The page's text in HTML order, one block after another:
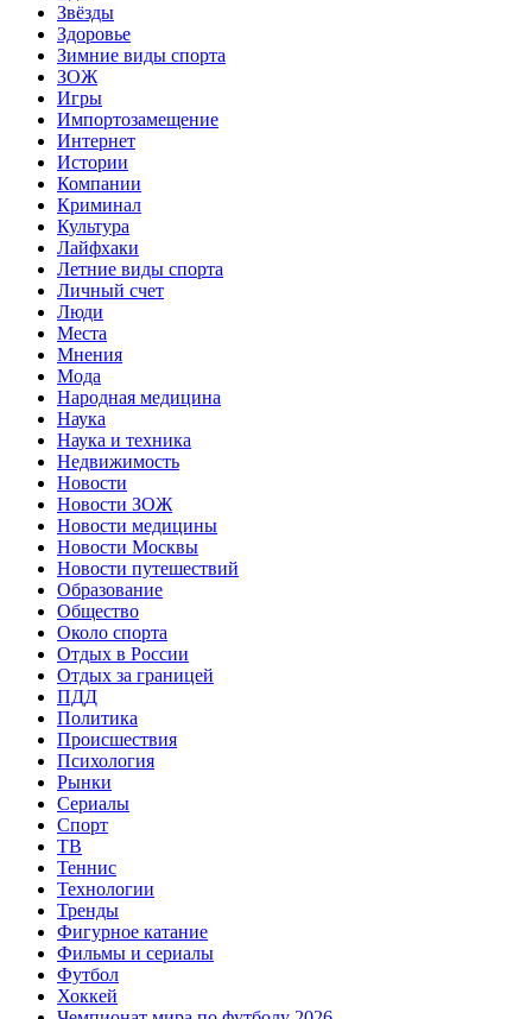
Звёзды
Здоровье
Зимние виды спорта
ЗОЖ
Игры
Импортозамещение
Интернет
Истории
Компании
Криминал
Культура
Лайфхаки
Летние виды спорта
Личный счет
Люди
Места
Мнения
Мода
Народная медицина
Наука
Наука и техника
Недвижимость
Новости
Новости ЗОЖ
Новости медицины
Новости Москвы
Новости путешествий
Образование
Общество
Около спорта
Отдых в России
Отдых за границей
ПДД
Политика
Происшествия
Психология
Рынки
Сериалы
Спорт
ТВ
Теннис
Технологии
Тренды
Фигурное катание
Фильмы и сериалы
Футбол
Хоккей